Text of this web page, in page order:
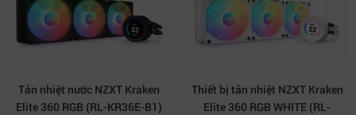
Muốn bảo vệ chiếc CPU của bạn thì hãy sở hữu ngay
sản phẩm tản nhiệt nước NZXT. Có hiệu năng làm mát
mà và êm ái.
Tản nhiệt nước NZXT Kraken
Elite 360 RGB (RL-KR36E-B1)
Thiết bị tản nhiệt NZXT Kraken
Elite 360 RGB WHITE (RL-